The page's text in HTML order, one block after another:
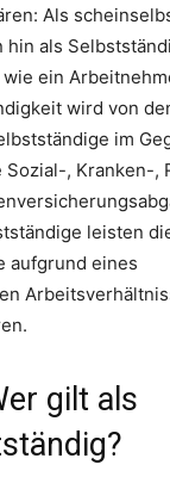
Als
hin als
ein
wird von
im
, Kranken-,
leisten
aufgrund eines
gilt als